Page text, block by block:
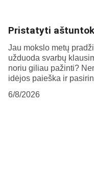
Pristatyti
Jau mokslo metų
užduoda svarbų
noriu giliau pažinti?
idėjos paieška ir
6/8/2026